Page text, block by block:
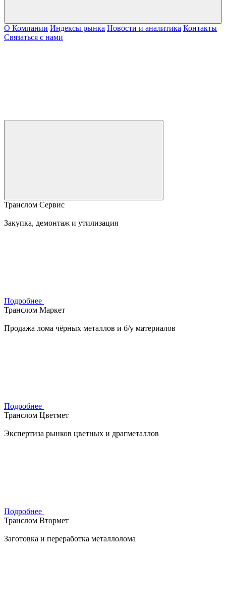
О Компании Индексы рынка Новости и аналитика Контакты
Связаться с нами
Транслом Сервис
Закупка, демонтаж и утилизация
Подробнее
Транслом Маркет
Продажа лома чёрных металлов и б/у материалов
Подробнее
Транслом Цветмет
Экспертиза рынков цветных и драгметаллов
Подробнее
Транслом Втормет
Заготовка и переработка металлолома